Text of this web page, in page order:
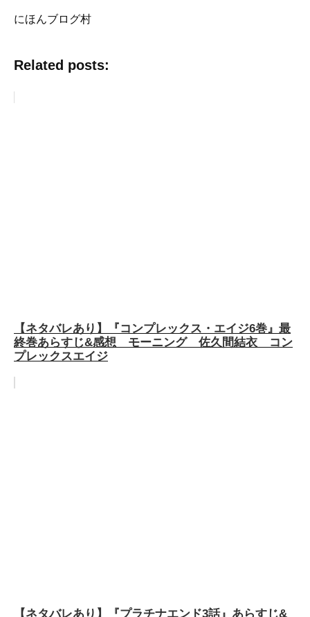
にほんブログ村
Related posts:
【ネタバレあり】『コンプレックス・エイジ6巻』最
終巻あらすじ&感想 モーニング 佐久間結衣 コン
プレックスエイジ
【ネタバレあり】『プラチナエンド3話』あらすじ&